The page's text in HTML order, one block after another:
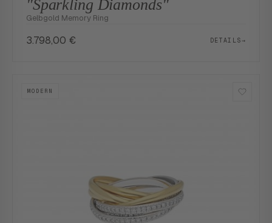
"Sparkling Diamonds"
Gelbgold Memory Ring
3.798,00 € DETAILS→
MODERN